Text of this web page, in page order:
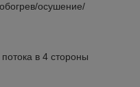
осушение/
в 4 стороны